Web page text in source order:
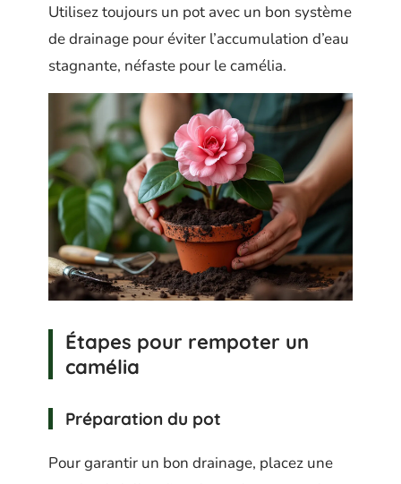
Utilisez toujours un pot avec un bon système
de drainage pour éviter l’accumulation d’eau
stagnante, néfaste pour le camélia.
Étapes pour rempoter un
camélia
Préparation du pot
Pour garantir un bon drainage, placez une